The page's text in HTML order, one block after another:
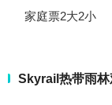
家庭票2大2小
Skyrail热带雨林